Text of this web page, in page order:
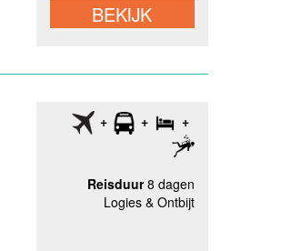
BEKIJK
Reisduur8 dagen
Logies & Ontbijt